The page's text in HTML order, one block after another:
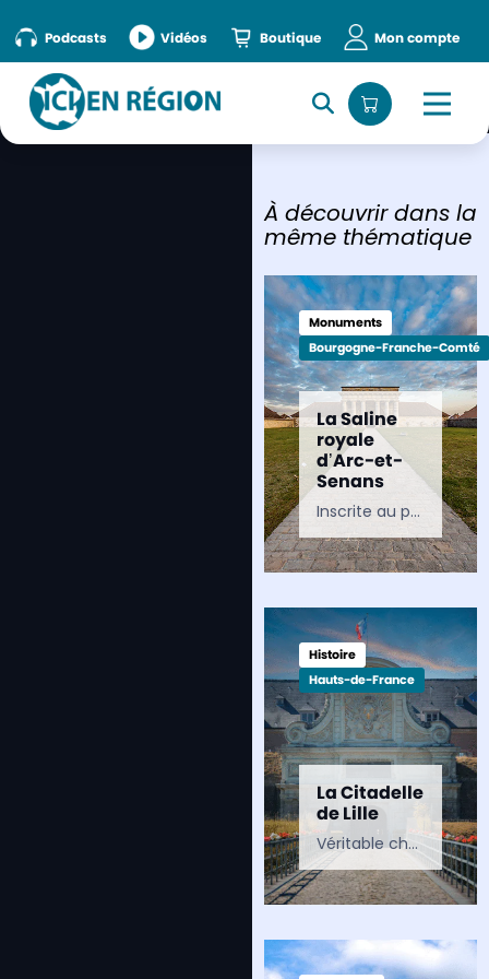
Podcasts Vidéos Boutique Mon compte
À découvrir dans la
même thématique
Monuments
Bourgogne-Franche-Comté
La Saline
royale
d’Arc-et-
Senans
Inscrite au patrimoine mondial de l’UNESCO, la Saline royale d’Arc-et-Senans est l’un des plus grands chefs-d’œuvre de Claude Nicolas Ledoux. Ancienne manufacture de sel du Doubs, elle est aujourd’hui un…
Histoire
Hauts-de-France
La Citadelle
de Lille
Véritable chef-d’œuvre de Vauban, la citadelle de Lille est l’une des plus impressionnantes forteresses de France. Surnommée la « reine des citadelles », elle témoigne du génie militaire de Louis XIV et…